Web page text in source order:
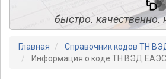
быстро. качественно.
Главная
Справочник кодов ТН
Информация о коде ТН ВЭД ЕАЭС